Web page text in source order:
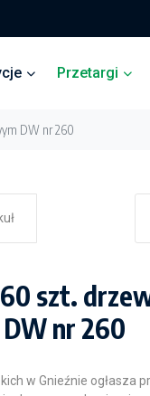
Przetargi
DW nr 260
szt.
nr 260
w Gnieźnie